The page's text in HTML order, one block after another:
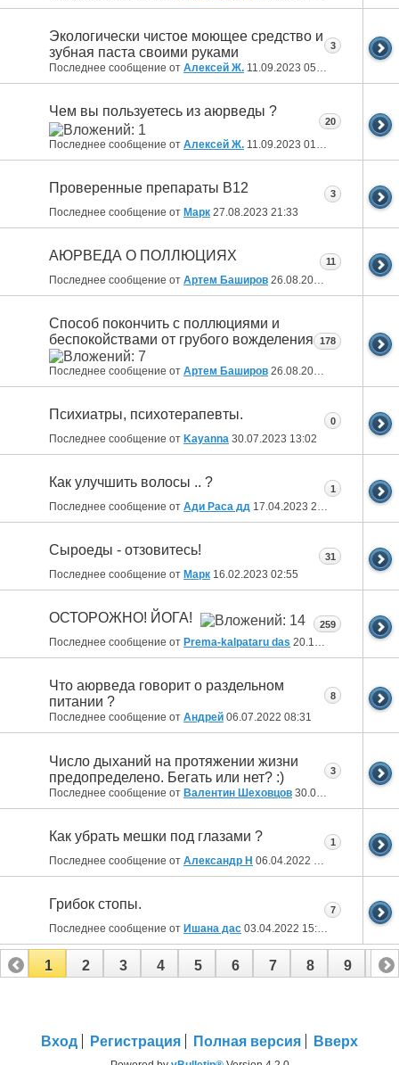
Экологически чистое моющее средство и
зубная паста своими руками
Последнее сообщение от Алексей Ж. 11.09.2023 05:35
3
Чем вы пользуетесь из аюрведы ?
Последнее сообщение от Алексей Ж. 11.09.2023 01:58
20
Проверенные препараты В12
Последнее сообщение от Марк 27.08.2023 21:33
3
АЮРВЕДА О ПОЛЛЮЦИЯХ
Последнее сообщение от Артем Баширов 26.08.2023
11
Способ покончить с поллюциями и
беспокойствами от грубого вожделения
Последнее сообщение от Артем Баширов 26.08.2023
178
Психиатры, психотерапевты.
Последнее сообщение от Kayanna 30.07.2023 13:02
0
Как улучшить волосы .. ?
Последнее сообщение от Ади Раса дд 17.04.2023 22:34
1
Сыроеды - отзовитесь!
Последнее сообщение от Марк 16.02.2023 02:55
31
ОСТОРОЖНО! ЙОГА!
Последнее сообщение от Prema-kalpataru das 20.12.2022 12:21
259
Что аюрведа говорит о раздельном
питании ?
Последнее сообщение от Aндрей 06.07.2022 08:31
8
Число дыханий на протяжении жизни
предопределено. Бегать или нет? :)
Последнее сообщение от Валентин Шеховцов 30.04.2022
3
Как убрать мешки под глазами ?
Последнее сообщение от Александр Н 06.04.2022
1
Грибок стопы.
Последнее сообщение от Ишана дас 03.04.2022 15:34
7
1 2 3 4 5 6 7 8 9 10
Вход Регистрация Полная версия Вверх